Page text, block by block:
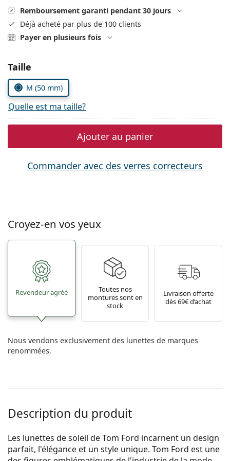
Toutes les marques
Persol
Prada
Remboursement garanti pendant 30 jours
Déjà acheté par plus de 100 clients
Payer en plusieurs fois
Choisissez les paramètres
Taille
M (50 mm)
Quelle est ma taille?
Ajouter au panier
Commander avec des verres correcteurs
Croyez-en vos yeux
Revendeur agréé
Toutes nos
montures sont en
stock
Livraison offerte
dès 69€ d’achat
Nous vendons exclusivement des lunettes de marques
renommées.
Description du produit
Les lunettes de soleil de Tom Ford incarnent un design
parfait, l'élégance et un style unique. Tom Ford est une